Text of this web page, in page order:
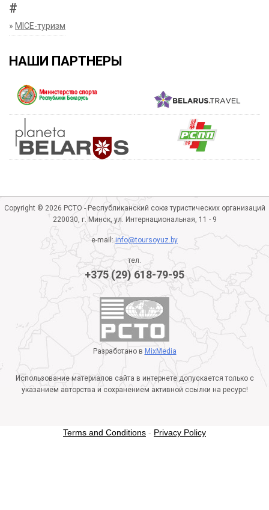
#
» MICE-туризм
НАШИ ПАРТНЕРЫ
Copyright © 2026 РСТО - Республиканский союз туристических организаций
220030, г. Минск, ул. Интернациональная, 11 - 9
e-mail:info@toursoyuz.by
тел.
+375 (29) 618-79-95
Разработано в MixMedia
Использование материалов сайта в интернете допускается только с
указанием авторства и сохранением активной ссылки на ресурс!
Terms and Conditions - Privacy Policy